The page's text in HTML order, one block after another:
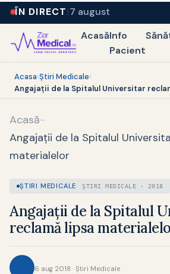
ÎN DIRECT 7 august
AcasăInfo
Pacient
Acasa›Ştiri Medicale›
Angajații de la Spitalul Universitar
Acasă-
Angajații de la Spitalul
materialelor
ŞTIRI MEDICALE ŞTIRI MEDICALE · 2018
Angajații de la Spitalul
reclamă lipsa
6 aug 2018 · Ştiri Medicale